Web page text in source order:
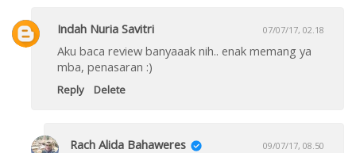
Indah Nuria Savitri 07/07/17, 02.18
Aku baca review banyaaak nih.. enak memang ya
mba, penasaran :)
Reply Delete
Rach Alida Bahaweres 09/07/17, 08.50